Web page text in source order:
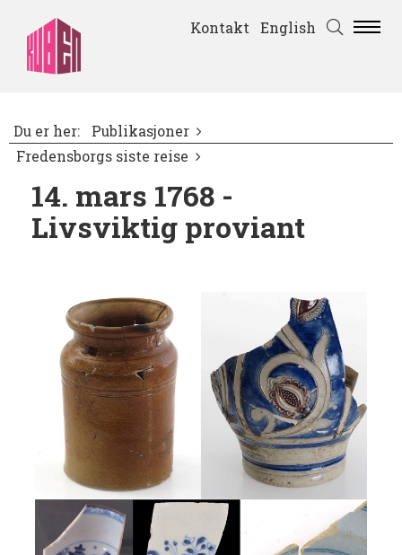
Kontakt English
Du er her:
Publikasjoner
Fredensborgs siste reise
14. mars 1768 -
Livsviktig proviant